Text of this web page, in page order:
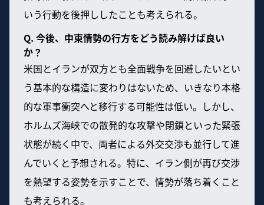
いう行動を後押ししたことも考えられる。
Q. 今後、中東情勢の行方をどう読み解けば良い
か？
米国とイランが双方とも全面戦争を回避したいとい
う基本的な構造に変わりはないため、いきなり本格
的な軍事衝突へと移行する可能性は低い。しかし、
ホルムズ海峡での散発的な攻撃や閉鎖といった緊張
状態が続く中で、両者による外交交渉も並行して進
んでいくと予想される。特に、イラン側が再び交渉
を熱望する姿勢を示すことで、情勢が落ち着くこと
も考えられる。